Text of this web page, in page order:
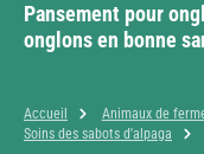
Pansement pour
onglons en bonne
Accueil Animaux de
Soins des sabots d'alpaga